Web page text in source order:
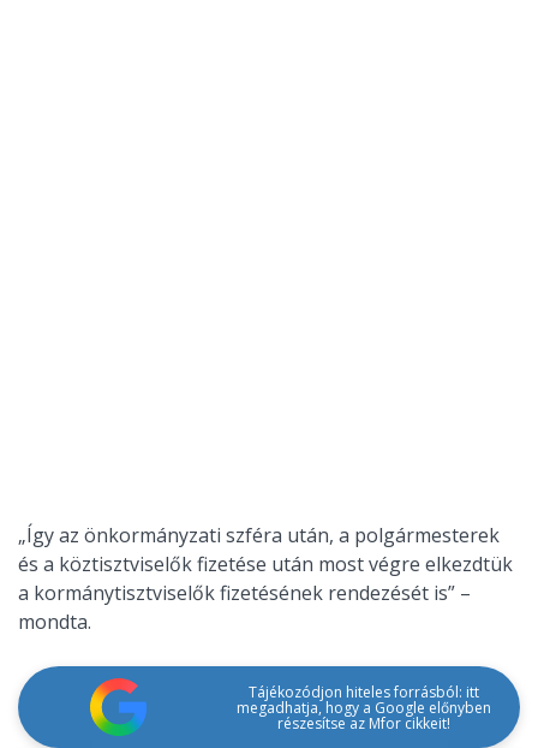
„Így az önkormányzati szféra után, a polgármesterek
és a köztisztviselők fizetése után most végre elkezdtük
a kormánytisztviselők fizetésének rendezését is” –
mondta.
Tájékozódjon hiteles forrásból: itt
megadhatja, hogy a Google előnyben
részesítse az Mfor cikkeit!